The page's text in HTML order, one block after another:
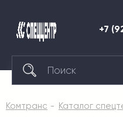
+7
Комтранс Каталог